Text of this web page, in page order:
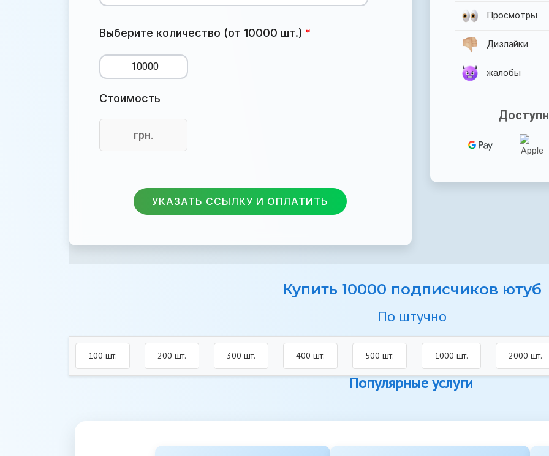
Выберите количество (от 10000 шт.)
Стоимость
грн.
УКАЗАТЬ ССЫЛКУ И ОПЛАТИТЬ
Просмотры
Дизлайки
жалобы
Купить 10000 подписчиков ютуб
По штучно
100 шт. 200 шт. 300 шт. 400 шт. 500 шт. 1000 шт. 2000 шт.
Популярные услуги